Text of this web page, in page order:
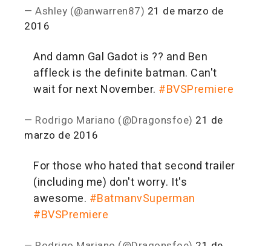
— Ashley (@anwarren87) 21 de marzo de
2016
And damn Gal Gadot is ?? and Ben
affleck is the definite batman. Can't
wait for next November. #BVSPremiere
— Rodrigo Mariano (@Dragonsfoe) 21 de
marzo de 2016
For those who hated that second trailer
(including me) don't worry. It's
awesome. #BatmanvSuperman
#BVSPremiere